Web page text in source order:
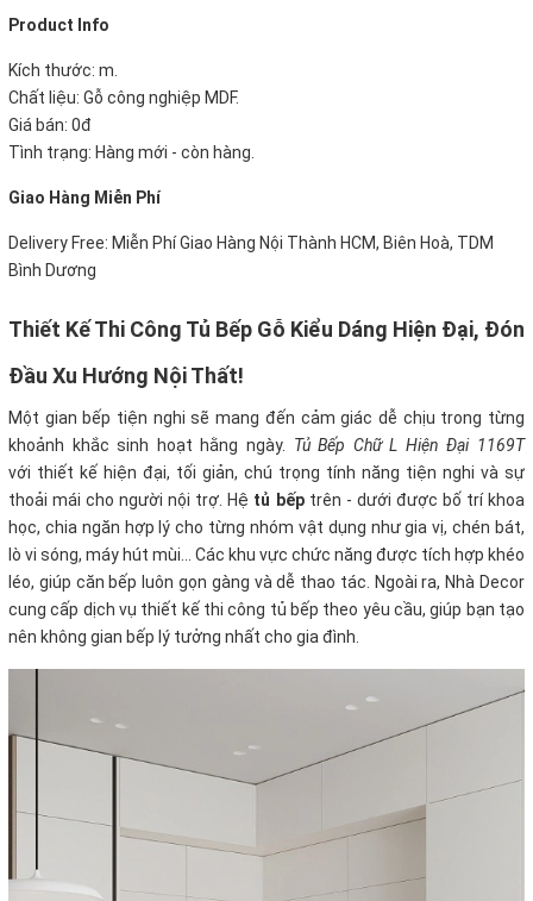
Product Info
Kích thước: m.
Chất liệu: Gỗ công nghiệp MDF.
Giá bán: 0đ
Tình trạng: Hàng mới - còn hàng.
Giao Hàng Miễn Phí
Delivery Free: Miễn Phí Giao Hàng Nội Thành HCM, Biên Hoà, TDM
Bình Dương
Thiết Kế Thi Công Tủ Bếp Gỗ Kiểu Dáng Hiện Đại, Đón
Đầu Xu Hướng Nội Thất!
Một gian bếp tiện nghi sẽ mang đến cảm giác dễ chịu trong từng
khoảnh khắc sinh hoạt hằng ngày. Tủ Bếp Chữ L Hiện Đại 1169T
với thiết kế hiện đại, tối giản, chú trọng tính năng tiện nghi và sự
thoải mái cho người nội trợ. Hệ tủ bếptrên - dưới được bố trí khoa
học, chia ngăn hợp lý cho từng nhóm vật dụng như gia vị, chén bát,
lò vi sóng, máy hút mùi… Các khu vực chức năng được tích hợp khéo
léo, giúp căn bếp luôn gọn gàng và dễ thao tác. Ngoài ra, Nhà Decor
cung cấp dịch vụ thiết kế thi công tủ bếp theo yêu cầu, giúp bạn tạo
nên không gian bếp lý tưởng nhất cho gia đình.